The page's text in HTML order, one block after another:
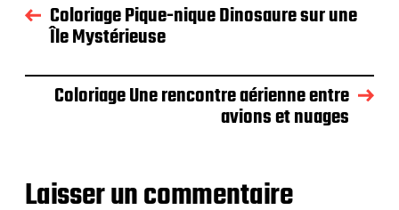
Coloriage Pique-nique Dinosaure sur une
Île Mystérieuse
Coloriage Une rencontre aérienne entre
avions et nuages
Laisser un commentaire